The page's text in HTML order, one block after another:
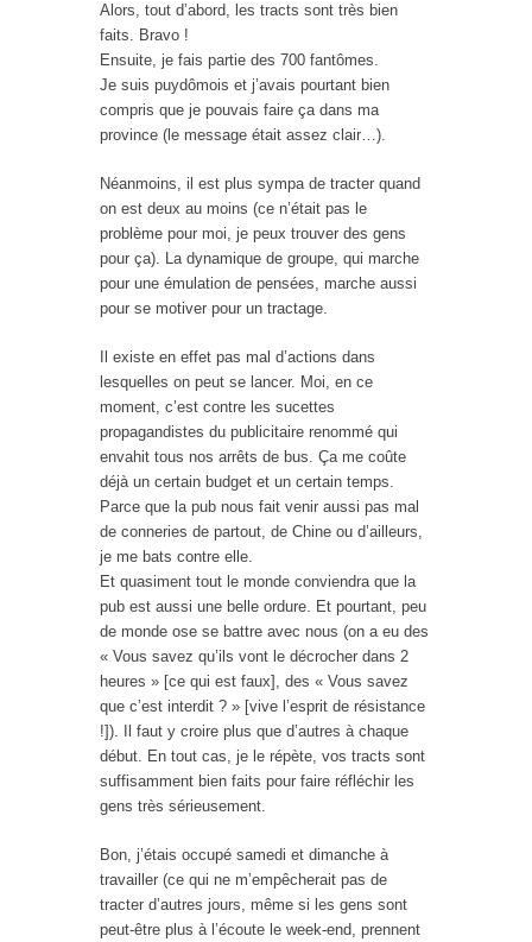
Alors, tout d’abord, les tracts sont très bien
faits. Bravo !
Ensuite, je fais partie des 700 fantômes.
Je suis puydômois et j’avais pourtant bien
compris que je pouvais faire ça dans ma
province (le message était assez clair…).
Néanmoins, il est plus sympa de tracter quand
on est deux au moins (ce n’était pas le
problème pour moi, je peux trouver des gens
pour ça). La dynamique de groupe, qui marche
pour une émulation de pensées, marche aussi
pour se motiver pour un tractage.
Il existe en effet pas mal d’actions dans
lesquelles on peut se lancer. Moi, en ce
moment, c’est contre les sucettes
propagandistes du publicitaire renommé qui
envahit tous nos arrêts de bus. Ça me coûte
déjà un certain budget et un certain temps.
Parce que la pub nous fait venir aussi pas mal
de conneries de partout, de Chine ou d’ailleurs,
je me bats contre elle.
Et quasiment tout le monde conviendra que la
pub est aussi une belle ordure. Et pourtant, peu
de monde ose se battre avec nous (on a eu des
« Vous savez qu’ils vont le décrocher dans 2
heures » [ce qui est faux], des « Vous savez
que c’est interdit ? » [vive l’esprit de résistance
!]). Il faut y croire plus que d’autres à chaque
début. En tout cas, je le répète, vos tracts sont
suffisamment bien faits pour faire réfléchir les
gens très sérieusement.
Bon, j’étais occupé samedi et dimanche à
travailler (ce qui ne m’empêcherait pas de
tracter d’autres jours, même si les gens sont
peut-être plus à l’écoute le week-end, prennent